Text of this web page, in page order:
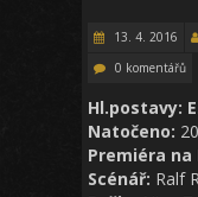
13. 4. 2016
0 komentářů
Hl.postavy:
Natočeno:
Premiéra na
Scénář: Ralf